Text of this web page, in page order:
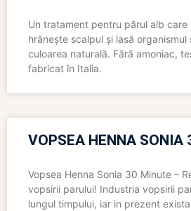
Un tratament pentru părul alb care
hrănește scalpul și lasă
culoarea naturală. Fără amoniac,
fabricat în Italia.
VOPSEA HENNA SONIA
Vopsea Henna Sonia 30 Minute –
vopsirii parului! Industria vopsirii
lungul timpului, iar in prezent